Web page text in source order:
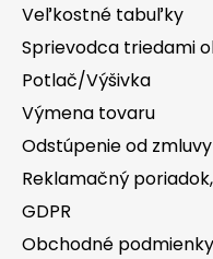
Veľkostné tabuľky
Sprievodca triedami
Potlač/Výšivka
Výmena tovaru
Odstúpenie od zmluvy
Reklamačný
GDPR
Obchodné podmienky